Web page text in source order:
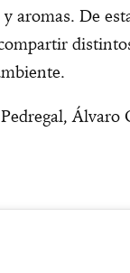
aromas. De
Álvaro